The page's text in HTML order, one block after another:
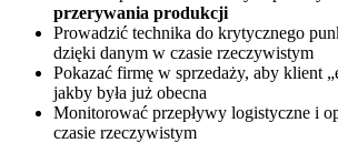
przerywania produkcji
Prowadzić technika do krytycznego
dzięki danym w czasie rzeczywistym
Pokazać firmę w sprzedaży, aby klient
jakby była już obecna
Monitorować przepływy logistyczne i
czasie rzeczywistym